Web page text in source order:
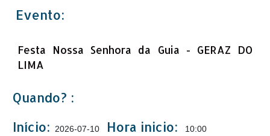
Evento:
Festa Nossa Senhora da Guia - GERAZ DO
LIMA
Quando? :
Início:
2026-07-10 Hora inicio: 10:00